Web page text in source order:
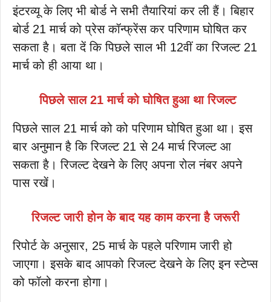
इंटरव्यू के लिए भी बोर्ड ने सभी तैयारियां कर ली हैं। बिहार
बोर्ड 21 मार्च को प्रेस कॉन्फ्रेंस कर परिणाम घोषित कर
सकता है। बता दें कि पिछले साल भी 12वीं का रिजल्ट 21
मार्च को ही आया था।
पिछले साल 21 मार्च को घोषित हुआ था रिजल्ट
पिछले साल 21 मार्च को को परिणाम घोषित हुआ था। इस
बार अनुमान है कि रिजल्ट 21 से 24 मार्च रिजल्ट आ
सकता है। रिजल्ट देखने के लिए अपना रोल नंबर अपने
पास रखें।
रिजल्ट जारी होन के बाद यह काम करना है जरूरी
रिपोर्ट के अनुसार, 25 मार्च के पहले परिणाम जारी हो
जाएगा। इसके बाद आपको रिजल्ट देखने के लिए इन स्टेप्स
को फॉलो करना होगा।